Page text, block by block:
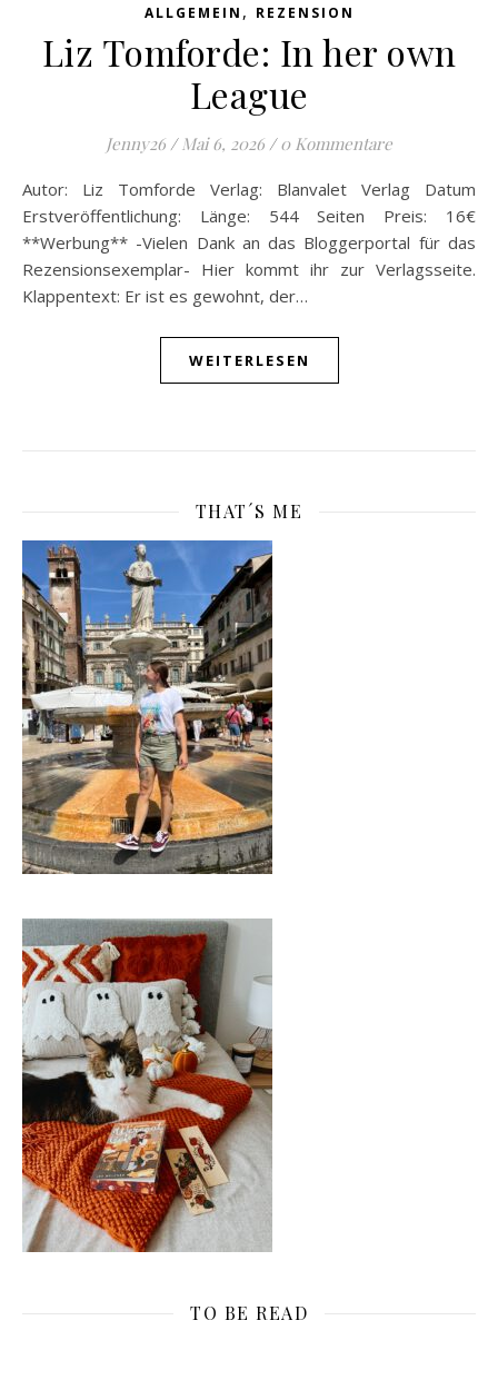
ALLGEMEIN , REZENSION
Liz Tomforde: In her own
League
Jenny26 / Mai 6, 2026 / 0 Kommentare
Autor: Liz Tomforde Verlag: Blanvalet Verlag Datum
Erstveröffentlichung: Länge: 544 Seiten Preis: 16€
**Werbung** -Vielen Dank an das Bloggerportal für das
Rezensionsexemplar- Hier kommt ihr zur Verlagsseite.
Klappentext: Er ist es gewohnt, der…
WEITERLESEN
THAT´S ME
TO BE READ